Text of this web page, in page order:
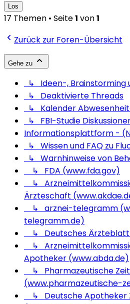
Los
17 Themen • Seite1 von1
Zurück zur Foren-Übersicht
Gehe zu
↳ Ideen-, Brainstorming
↳ Deaktivierte Threads
↳ Kalender
↳ FBI-Studie
Informationsplattform -
↳ Wissen und FAQ zu
↳ Warnhinweise von
↳ FDA (www.fda.gov)
↳
Ärzteschaft
↳ arznei-telegramm
telegramm.de)
↳ Deutsches
↳
Apotheker (www.abda.de)
↳ Pharmazeutische
(www.pharmazeutische-
↳ Deutsche Apotheker